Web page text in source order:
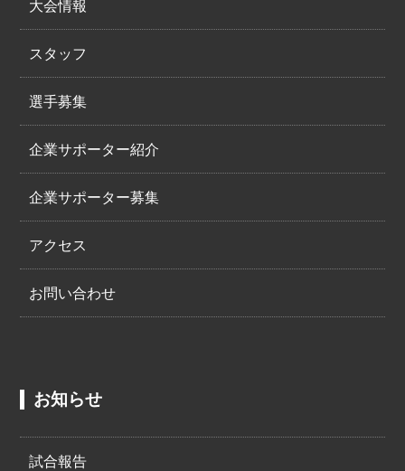
大会情報
スタッフ
選手募集
企業サポーター紹介
企業サポーター募集
アクセス
お問い合わせ
お知らせ
試合報告